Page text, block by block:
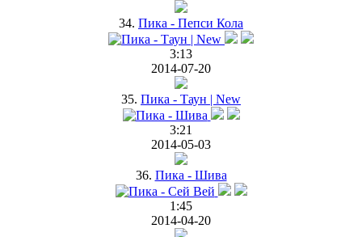
34. Пика - Пепси Кола
3:13
2014-07-20
35. Пика - Таун | New
3:21
2014-05-03
36. Пика - Шива
1:45
2014-04-20